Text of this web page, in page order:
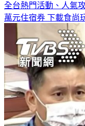
萬元住宿券下載食尚